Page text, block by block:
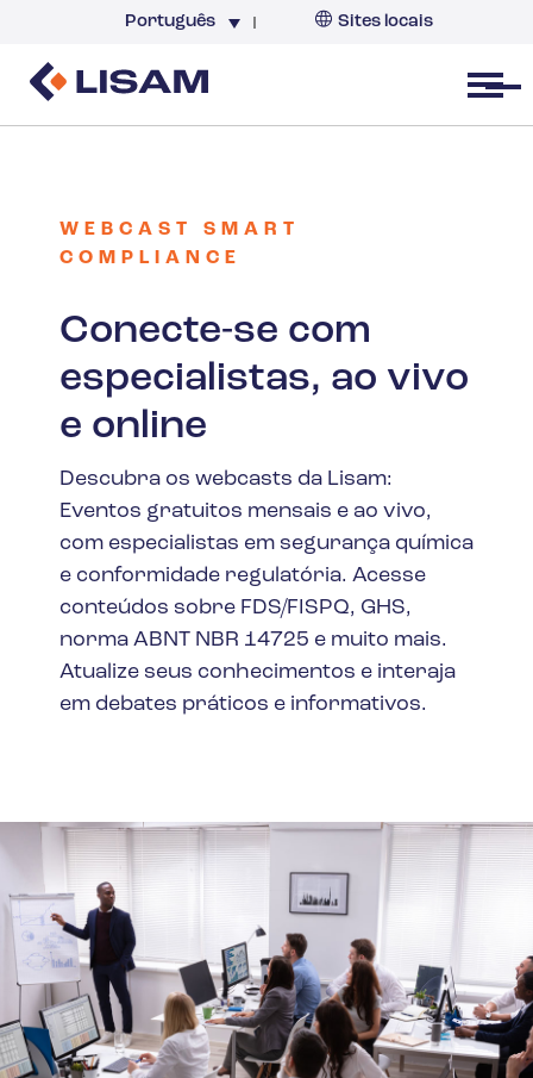
Português Sites locais
Open menu
WEBCAST SMART
COMPLIANCE
Conecte-se com
especialistas, ao vivo
e online
Descubra os webcasts da Lisam:
Eventos gratuitos mensais e ao vivo,
com especialistas em segurança química
e conformidade regulatória. Acesse
conteúdos sobre FDS/FISPQ, GHS,
norma ABNT NBR 14725 e muito mais.
Atualize seus conhecimentos e interaja
em debates práticos e informativos.